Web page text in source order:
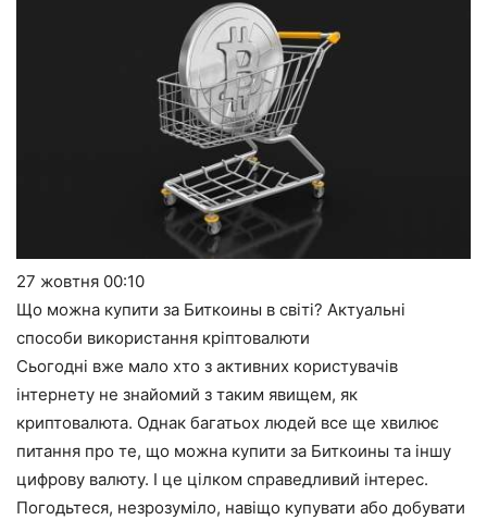
27 жовтня 00:10
Що можна купити за Биткоины в світі? Актуальні
способи використання кріптовалюти
Сьогодні вже мало хто з активних користувачів
інтернету не знайомий з таким явищем, як
криптовалюта. Однак багатьох людей все ще хвилює
питання про те, що можна купити за Биткоины та іншу
цифрову валюту. І це цілком справедливий інтерес.
Погодьтеся, незрозуміло, навіщо купувати або добувати